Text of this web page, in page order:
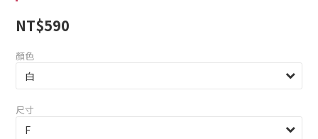
NT$590
顏色
尺寸